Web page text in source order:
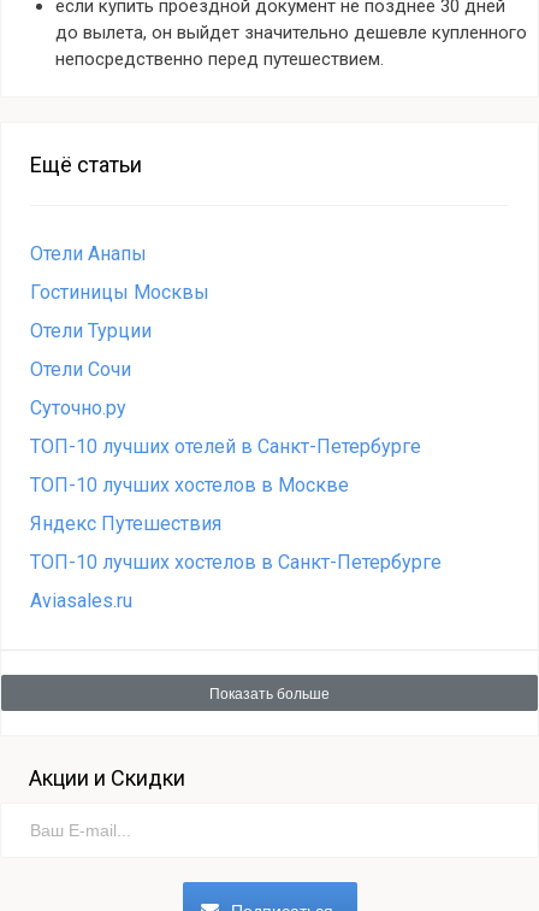
если купить проездной документ не позднее 30 дней
до вылета, он выйдет значительно дешевле купленного
непосредственно перед путешествием.
Ещё статьи
Отели Анапы
Гостиницы Москвы
Отели Турции
Отели Сочи
Суточно.ру
ТОП-10 лучших отелей в Санкт-Петербурге
ТОП-10 лучших хостелов в Москве
Яндекс Путешествия
ТОП-10 лучших хостелов в Санкт-Петербурге
Aviasales.ru
Показать больше
Акции и Скидки